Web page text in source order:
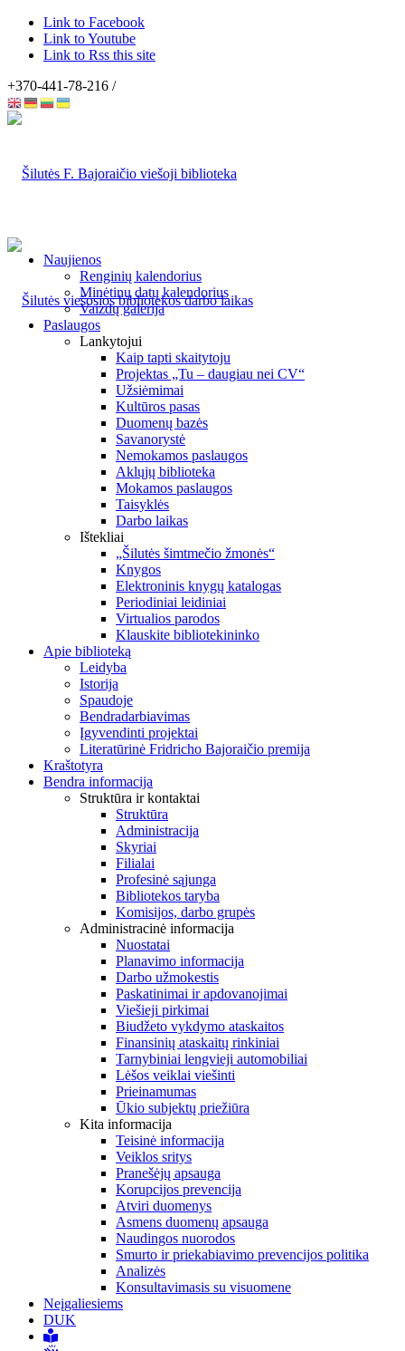
Link to Facebook
Link to Youtube
Link to Rss this site
+370-441-78-216 /
Naujienos
Renginių kalendorius
Minėtinų datų kalendorius
Vaizdų galerija
Paslaugos
Lankytojui
Kaip tapti skaitytoju
Projektas „Tu – daugiau nei CV“
Užsiėmimai
Kultūros pasas
Duomenų bazės
Savanorystė
Nemokamos paslaugos
Aklųjų biblioteka
Mokamos paslaugos
Taisyklės
Darbo laikas
Ištekliai
„Šilutės šimtmečio žmonės“
Knygos
Elektroninis knygų katalogas
Periodiniai leidiniai
Virtualios parodos
Klauskite bibliotekininko
Apie biblioteką
Leidyba
Istorija
Spaudoje
Bendradarbiavimas
Įgyvendinti projektai
Literatūrinė Fridricho Bajoraičio premija
Kraštotyra
Bendra informacija
Struktūra ir kontaktai
Struktūra
Administracija
Skyriai
Filialai
Profesinė sąjunga
Bibliotekos taryba
Komisijos, darbo grupės
Administracinė informacija
Nuostatai
Planavimo informacija
Darbo užmokestis
Paskatinimai ir apdovanojimai
Viešieji pirkimai
Biudžeto vykdymo ataskaitos
Finansinių ataskaitų rinkiniai
Tarnybiniai lengvieji automobiliai
Lėšos veiklai viešinti
Prieinamumas
Ūkio subjektų priežiūra
Kita informacija
Teisinė informacija
Veiklos sritys
Pranešėjų apsauga
Korupcijos prevencija
Atviri duomenys
Asmens duomenų apsauga
Naudingos nuorodos
Smurto ir priekabiavimo prevencijos politika
Analizės
Konsultavimasis su visuomene
Neįgaliesiems
DUK